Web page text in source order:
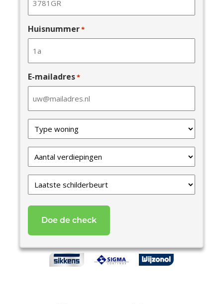
Huisnummer*
E-mailadres*
van
uw
woning
*
Verdiepingen
schilderbeurt